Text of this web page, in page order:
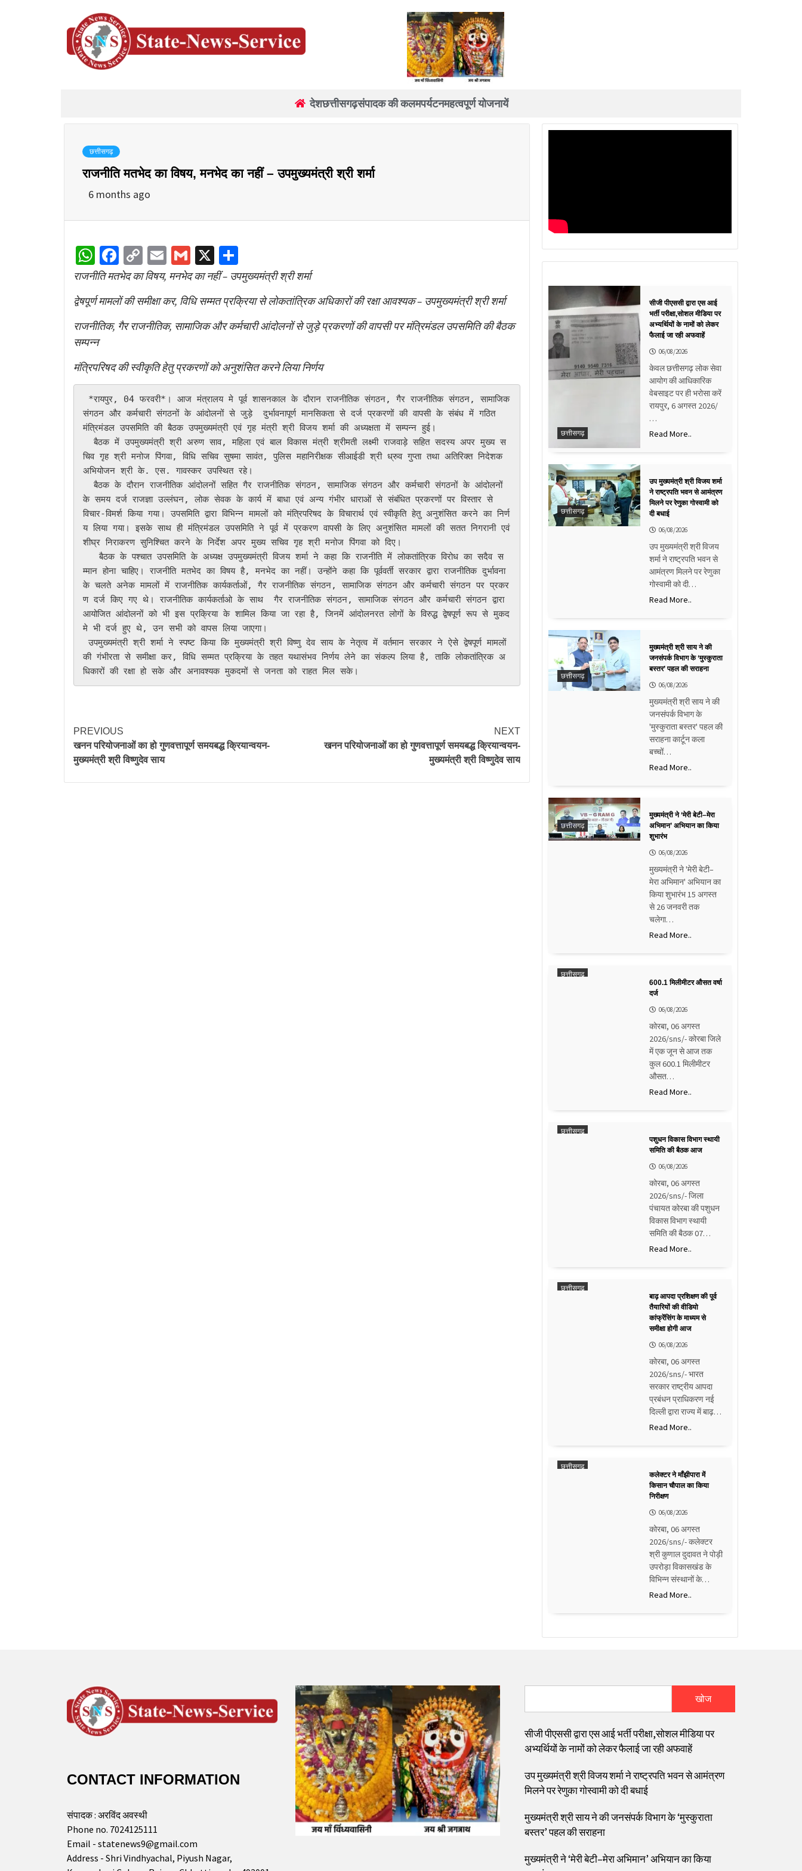
देशछत्तीसगढ़संपादक की कलमपर्यटनमहत्वपूर्ण योजनायें
छत्तीसगढ़
राजनीति मतभेद का विषय, मनभेद का नहीं – उपमुख्यमंत्री श्री शर्मा
6 months ago
WhatsApp
Facebook
Copy
Link
EmailGmail
X
राजनीति मतभेद का विषय, मनभेद का नहीं – उपमुख्यमंत्री श्री शर्मा
द्वेषपूर्ण मामलों की समीक्षा कर, विधि सम्मत प्रक्रिया से लोकतांत्रिक अधिकारों की रक्षा आवश्यक – उपमुख्यमंत्री श्री शर्मा
राजनीतिक, गैर राजनीतिक, सामाजिक और कर्मचारी आंदोलनों से जुड़े प्रकरणों की वापसी पर मंत्रिमंडल उपसमिति की बैठक
सम्पन्न
मंत्रिपरिषद की स्वीकृति हेतु प्रकरणों को अनुशंसित करने लिया निर्णय
संगठन और कर्मचारी संगठनों के आंदोलनों से जुड़े  दुर्भावनापूर्ण मानसिकता से दर्ज प्रकरणों की वापसी के संबंध में गठित
मंत्रिमंडल उपसमिति की बैठक उपमुख्यमंत्री एवं गृह मंत्री श्री विजय शर्मा की अध्यक्षता में सम्पन्न हुई।
  बैठक में उपमुख्यमंत्री श्री अरुण साव, महिला एवं बाल विकास मंत्री श्रीमती लक्ष्मी राजवाड़े सहित सदस्य अपर मुख्य स
चिव गृह श्री मनोज पिंगवा, विधि सचिव सुषमा सावंत, पुलिस महानिरीक्षक सीआईडी श्री ध्रुव गुप्ता तथा अतिरिक्त निदेशक
अभियोजन श्री के. एस. गावस्कर उपस्थित रहे।
  बैठक के दौरान राजनीतिक आंदोलनों सहित गैर राजनीतिक संगठन, सामाजिक संगठन और कर्मचारी संगठनों के आंदोलनों
के समय दर्ज राजज्ञा उल्लंघन, लोक सेवक के कार्य में बाधा एवं अन्य गंभीर धाराओं से संबंधित प्रकरणों पर विस्तार से
विचार-विमर्श किया गया। उपसमिति द्वारा विभिन्न मामलों को मंत्रिपरिषद के विचारार्थ एवं स्वीकृति हेतु अनुशंसित करने का निर्ण
य लिया गया। इसके साथ ही मंत्रिमंडल उपसमिति ने पूर्व में प्रकरण वापसी के लिए अनुशंसित मामलों की सतत निगरानी एवं
शीघ्र निराकरण सुनिश्चित करने के निर्देश अपर मुख्य सचिव गृह श्री मनोज पिंगवा को दिए।
   बैठक के पश्चात उपसमिति के अध्यक्ष उपमुख्यमंत्री विजय शर्मा ने कहा कि राजनीति में लोकतांत्रिक विरोध का सदैव स
म्मान होना चाहिए। राजनीति मतभेद का विषय है, मनभेद का नहीं। उन्होंने कहा कि पूर्ववर्ती सरकार द्वारा राजनीतिक दुर्भावना
के चलते अनेक मामलों में राजनीतिक कार्यकर्ताओं, गैर राजनीतिक संगठन, सामाजिक संगठन और कर्मचारी संगठन पर प्रकर
ण दर्ज किए गए थे। राजनीतिक कार्यकर्ताओ के साथ  गैर राजनीतिक संगठन, सामाजिक संगठन और कर्मचारी संगठन द्वारा
आयोजित आंदोलनों को भी इस प्रक्रिया के शामिल किया जा रहा है, जिनमें आंदोलनरत लोगों के विरुद्ध द्वेषपूर्ण रूप से मुकद
मे भी दर्ज हुए थे, उन सभी को वापस लिया जाएगा।
उपमुख्यमंत्री श्री शर्मा ने स्पष्ट किया कि मुख्यमंत्री श्री विष्णु देव साय के नेतृत्व में वर्तमान सरकार ने ऐसे द्वेषपूर्ण मामलों
की गंभीरता से समीक्षा कर, विधि सम्मत प्रक्रिया के तहत यथासंभव निर्णय लेने का संकल्प लिया है, ताकि लोकतांत्रिक अ
PREVIOUS
खनन परियोजनाओं का हो गुणवत्तापूर्ण समयबद्ध क्रियान्वयन-
मुख्यमंत्री श्री विष्णुदेव साय
NEXT
खनन परियोजनाओं का हो गुणवत्तापूर्ण समयबद्ध क्रियान्वयन-
मुख्यमंत्री श्री विष्णुदेव साय
छत्तीसगढ़
सीजी पीएससी द्वारा एस आई
भर्ती परीक्षा,सोशल मीडिया पर
अभ्यर्थियों के नामों को लेकर
फैलाई जा रही अफवाहें
06/08/2026
केवल छत्तीसगढ़ लोक सेवा
आयोग की आधिकारिक
वेबसाइट पर ही भरोसा करें
रायपुर, 6 अगस्त 2026/
…
Read More..
छत्तीसगढ़
उप मुख्यमंत्री श्री विजय शर्मा
ने राष्ट्रपति भवन से आमंत्रण
मिलने पर रेणुका गोस्वामी को
दी बधाई
06/08/2026
उप मुख्यमंत्री श्री विजय
शर्मा ने राष्ट्रपति भवन से
आमंत्रण मिलने पर रेणुका
गोस्वामी को दी…
Read More..
छत्तीसगढ़
मुख्यमंत्री श्री साय ने की
जनसंपर्क विभाग के ‘मुस्कुराता
बस्तर’ पहल की सराहना
06/08/2026
मुख्यमंत्री श्री साय ने की
जनसंपर्क विभाग के
'मुस्कुराता बस्तर' पहल की
सराहना कार्टून कला
बच्चों…
Read More..
छत्तीसगढ़
मुख्यमंत्री ने ‘मेरी बेटी–मेरा
अभिमान’ अभियान का किया
शुभारंभ
06/08/2026
मुख्यमंत्री ने 'मेरी बेटी–
मेरा अभिमान' अभियान का
किया शुभारंभ 15 अगस्त
से 26 जनवरी तक
चलेगा…
Read More..
छत्तीसगढ़
600.1 मिलीमीटर औसत वर्षा
दर्ज
06/08/2026
कोरबा, 06 अगस्त
2026/sns/- कोरबा जिले
में एक जून से आज तक
कुल 600.1 मिलीमीटर
औसत…
Read More..
छत्तीसगढ़
पशुधन विकास विभाग स्थायी
समिति की बैठक आज
06/08/2026
कोरबा, 06 अगस्त
2026/sns/- जिला
पंचायत कोरबा की पशुधन
विकास विभाग स्थायी
समिति की बैठक 07…
Read More..
छत्तीसगढ़
बाढ़ आपदा प्रशिक्षण की पूर्व
तैयारियों की वीडियो
कांफ्रेंसिंग के माध्यम से
समीक्षा होगी आज
06/08/2026
कोरबा, 06 अगस्त
2026/sns/- भारत
सरकार राष्ट्रीय आपदा
प्रबंधन प्राधिकरण नई
दिल्ली द्वारा राज्य में बाढ़…
Read More..
छत्तीसगढ़
कलेक्टर ने माँझीपारा में
किसान चौपाल का किया
निरीक्षण
06/08/2026
कोरबा, 06 अगस्त
2026/sns/- कलेक्टर
श्री कुणाल दुदावत ने पोड़ी
उपरोड़ा विकासखंड के
विभिन्न संस्थानों के…
Read More..
CONTACT INFORMATION
संपादक : अरविंद अवस्थी
Phone no. 7024125111
Email - statenews9@gmail.com
Address - Shri Vindhyachal, Piyush Nagar,
खोज
सीजी पीएससी द्वारा एस आई भर्ती परीक्षा,सोशल मीडिया पर
अभ्यर्थियों के नामों को लेकर फैलाई जा रही अफवाहें
उप मुख्यमंत्री श्री विजय शर्मा ने राष्ट्रपति भवन से आमंत्रण
मिलने पर रेणुका गोस्वामी को दी बधाई
मुख्यमंत्री श्री साय ने की जनसंपर्क विभाग के ‘मुस्कुराता
बस्तर’ पहल की सराहना
मुख्यमंत्री ने ‘मेरी बेटी–मेरा अभिमान’ अभियान का किया